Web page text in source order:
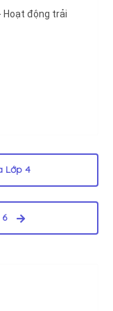
Hoạt động trải
Lớp 4
6